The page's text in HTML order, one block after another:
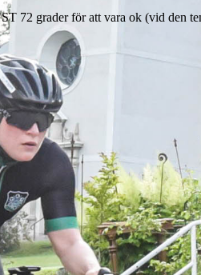
72 grader för att vara ok (vid den